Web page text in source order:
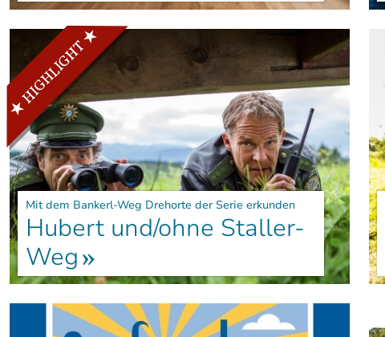
Mit dem Bankerl-Weg Drehorte der Serie erkunden
Hubert und/ohne Staller-
Weg